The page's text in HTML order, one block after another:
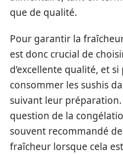
que de qualité.
Pour garantir la
est donc crucial de
d’excellente qualité, et
consommer les sushis
suivant leur préparation.
question de la
souvent recommandé
fraîcheur lorsque cela